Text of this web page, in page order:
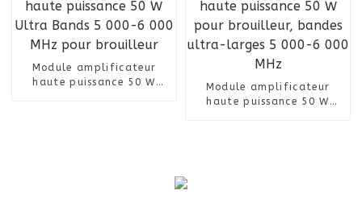
Module amplificateur
haute puissance 50 W
Module amplificateur
haute puissance 50 W